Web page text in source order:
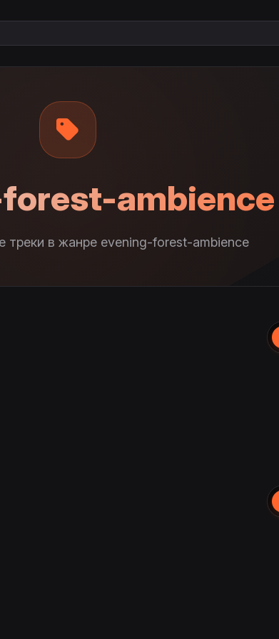
ambience
треки в жанре evening-forest-ambience